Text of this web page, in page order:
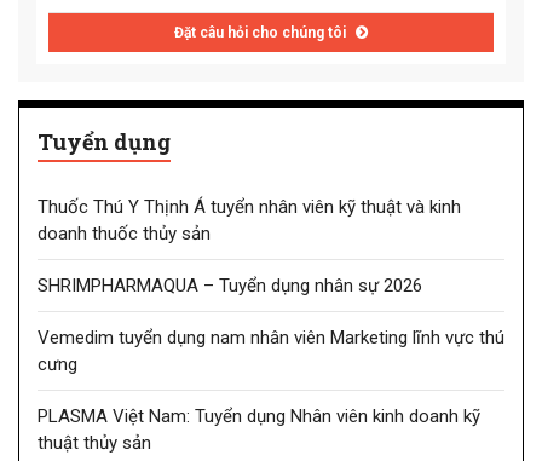
Đặt câu hỏi cho chúng tôi
Tuyển dụng
Thuốc Thú Y Thịnh Á tuyển nhân viên kỹ thuật và kinh
doanh thuốc thủy sản
SHRIMPHARMAQUA – Tuyển dụng nhân sự 2026
Vemedim tuyển dụng nam nhân viên Marketing lĩnh vực thú
cưng
PLASMA Việt Nam: Tuyển dụng Nhân viên kinh doanh kỹ
thuật thủy sản